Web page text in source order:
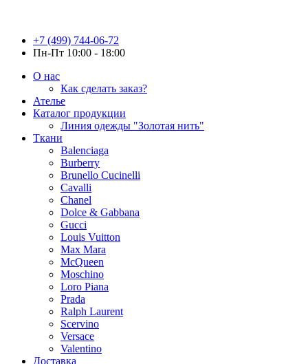
+7 (499) 744-06-72
Пн-Пт 10:00 - 18:00
О нас
Как сделать заказ?
Ателье
Каталог продукции
Линия одежды "Золотая нить"
Ткани
Balenciaga
Burberry
Brunello Cucinelli
Cavalli
Chanel
Dolce & Gabbana
Gucci
Louis Vuitton
Max Mara
McQueen
Moschino
Loro Piana
Prada
Ralph Laurent
Scervino
Versace
Valentino
Доставка